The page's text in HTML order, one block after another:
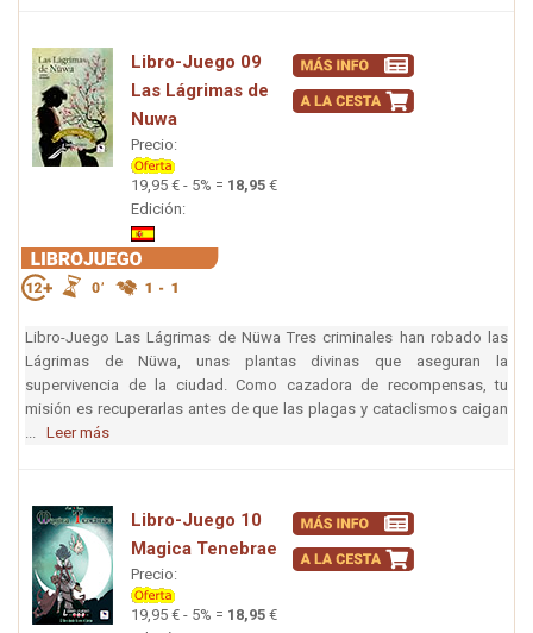
Libro-Juego 09
Las Lágrimas de
Nuwa
Precio:
19,95 € - 5% = 18,95 €
Edición:
Libro-Juego Las Lágrimas de Nüwa Tres criminales han robado las
Lágrimas de Nüwa, unas plantas divinas que aseguran la
supervivencia de la ciudad. Como cazadora de recompensas, tu
misión es recuperarlas antes de que las plagas y cataclismos caigan
... Leer más
Libro-Juego 10
Magica Tenebrae
Precio:
19,95 € - 5% = 18,95 €